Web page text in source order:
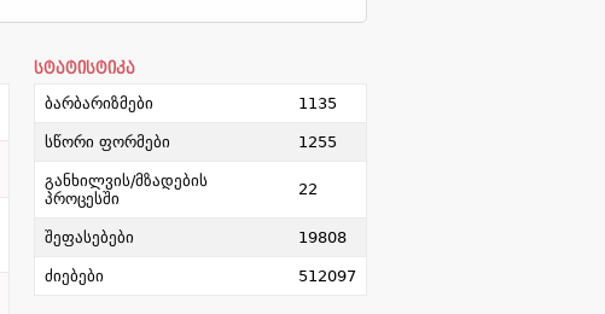
სტატისტიკა
ბარბარიზმები
1135
სწორი ფორმები 1255
განხილვის/მზადების
პროცესში
22
შეფასებები 19808
ძიებები 512097